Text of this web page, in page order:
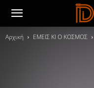
Αρχική ΕΜΕΙΣ ΚΙ Ο ΚΟΣΜΟΣ